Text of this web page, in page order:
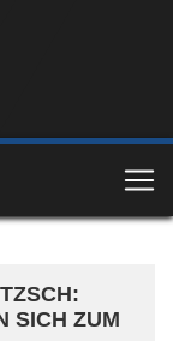
SICH ZUM